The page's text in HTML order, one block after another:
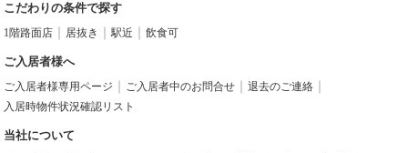
こだわりの条件で探す
1階路面店 居抜き 駅近 飲食可
ご入居者様へ
ご入居者様専用ページ ご入居者中のお問合せ
退去のご連絡
入居時物件状況確認リスト
当社について